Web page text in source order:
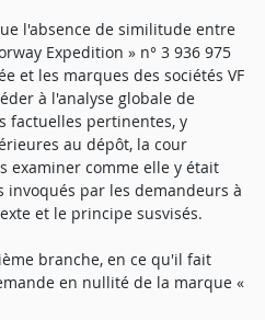
l'absence de similitude entre
Expedition » n° 3 936 975
et les marques des sociétés VF
à l'analyse globale de
factuelles pertinentes, y
au dépôt, la cour
examiner comme elle y était
invoqués par les demandeurs à
et le principe susvisés.
branche, en ce qu'il fait
en nullité de la marque «